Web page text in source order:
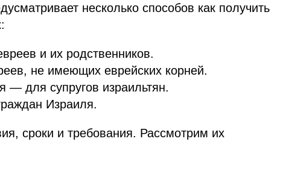
несколько способов как получить
и их родственников.
не имеющих еврейских корней.
— для супругов израильтян.
Израиля.
сроки и требования. Рассмотрим их